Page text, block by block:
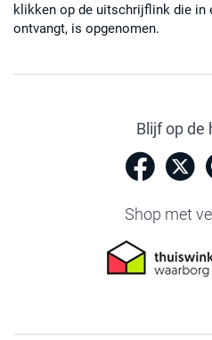
klikken op de uitschrijflink die in
ontvangt, is opgenomen.
Blijf op de
Shop met